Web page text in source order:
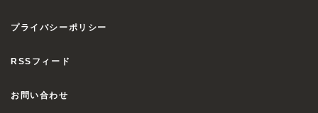
プライバシーポリシー
RSSフィード
お問い合わせ